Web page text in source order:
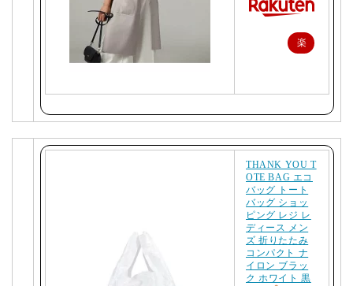
楽
THANK YOU T
OTE BAG エコ
バッグ トート
バッグ ショッ
ピング レジ レ
ディース メン
ズ 折りたたみ
コンパクト ナ
イロン ブラッ
ク ホワイト 黒